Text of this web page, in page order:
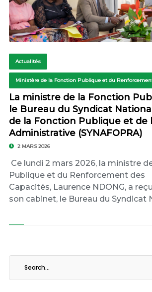
Actualités
Ministère de la Fonction Publique et du
La ministre de la Fonction
le Bureau du Syndicat
de la Fonction Publique et de
Administrative (SYNAFOPRA)
2 MARS 2026
Ce lundi 2 mars 2026, la ministre
Publique et du Renforcement des
Capacités, Laurence NDONG, a
son cabinet, le Bureau du Syndicat